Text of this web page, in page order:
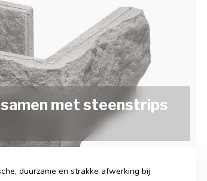
met steenstrips
duurzame en strakke afwerking bij